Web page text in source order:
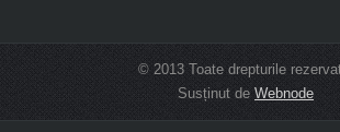
© 2013 Toate drepturile
Susținut deWebnode